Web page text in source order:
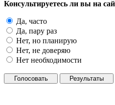
Консультируетесь ли вы на
Да, часто
Да, пару раз
Нет, но планирую
Нет, не доверяю
Нет необходимости
Голосовать Результаты